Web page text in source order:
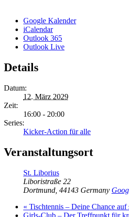
Google Kalender
iCalendar
Outlook 365
Outlook Live
Details
Datum:
12. März 2029
Zeit:
16:00 - 20:00
Series:
Kicker-Action für alle
Veranstaltungsort
St. Liborius
Liboristraße 22
Dortmund 44143 Germany
« Tischtennis – Deine Chance
Girls-Club – Der Treffpunkt für